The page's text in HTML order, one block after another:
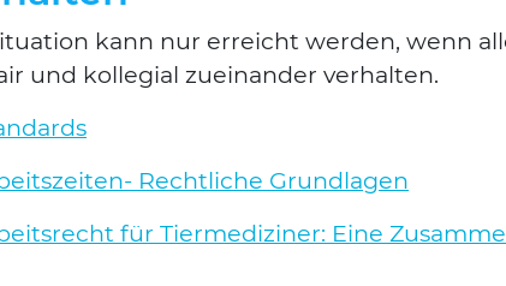
kann nur erreicht wer­den, wenn
und kol­le­gi­al zuein­an­der ver­hal­ten.
Recht­li­che Grund­la­gen
für Tier­me­di­zi­ner: Eine